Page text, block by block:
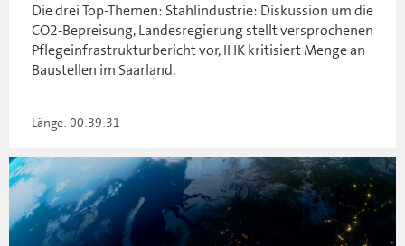
Die drei Top-Themen: Stahlindustrie: Diskussion um die
CO2-Bepreisung, Landesregierung stellt versprochenen
Pflegeinfrastrukturbericht vor, IHK kritisiert Menge an
Baustellen im Saarland.
Länge: 00:39:31